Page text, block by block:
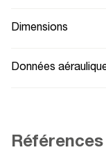
Dimensions
Données